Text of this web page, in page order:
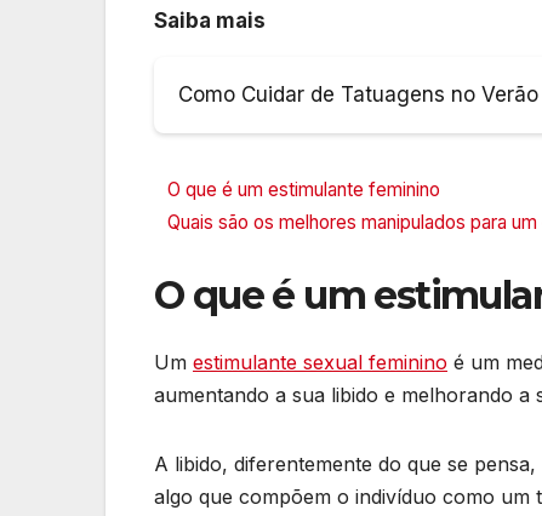
Saiba mais
Como Cuidar de Tatuagens no Verão
O que é um estimulante feminino
Quais são os melhores manipulados para
O que é um
Um estimulante sexual feminino é um
aumentando a sua libido e melhorando
A libido, diferentemente do que se
algo que compõem o indivíduo como um